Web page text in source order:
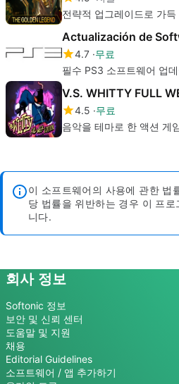
전략적 업그레이드로 가
Actualización de
4.7 무료
필수 PS3 소프트웨어 업
4.5 무료
음악을 테마로 한 액션 게
이 소프트웨어의 사용에 관한 법
당 법률을 위반하는 경우 이 프
니다.
회사 정보
Softonic 정보
보안 및 신뢰 센터
도움말 및 지원
채용
Editorial Guidelines
소프트웨어 / 앱 추가하기